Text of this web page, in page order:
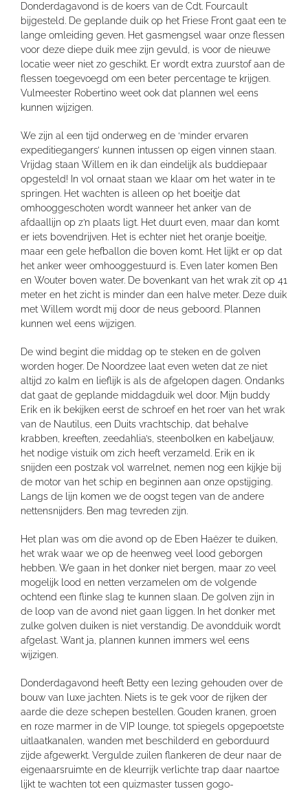
Donderdagavond is de koers van de Cdt. Fourcault
bijgesteld. De geplande duik op het Friese Front gaat een te
lange omleiding geven. Het gasmengsel waar onze flessen
voor deze diepe duik mee zijn gevuld, is voor de nieuwe
locatie weer niet zo geschikt. Er wordt extra zuurstof aan de
flessen toegevoegd om een beter percentage te krijgen.
Vulmeester Robertino weet ook dat plannen wel eens
kunnen wijzigen.
We zijn al een tijd onderweg en de ‘minder ervaren
expeditiegangers’ kunnen intussen op eigen vinnen staan.
Vrijdag staan Willem en ik dan eindelijk als buddiepaar
opgesteld! In vol ornaat staan we klaar om het water in te
springen. Het wachten is alleen op het boeitje dat
omhooggeschoten wordt wanneer het anker van de
afdaallijn op z’n plaats ligt. Het duurt even, maar dan komt
er iets bovendrijven. Het is echter niet het oranje boeitje,
maar een gele hefballon die boven komt. Het lijkt er op dat
het anker weer omhooggestuurd is. Even later komen Ben
en Wouter boven water. De bovenkant van het wrak zit op 41
meter en het zicht is minder dan een halve meter. Deze duik
met Willem wordt mij door de neus geboord. Plannen
kunnen wel eens wijzigen.
De wind begint die middag op te steken en de golven
worden hoger. De Noordzee laat even weten dat ze niet
altijd zo kalm en lieflijk is als de afgelopen dagen. Ondanks
dat gaat de geplande middagduik wel door. Mijn buddy
Erik en ik bekijken eerst de schroef en het roer van het wrak
van de Nautilus, een Duits vrachtschip, dat behalve
krabben, kreeften, zeedahlia’s, steenbolken en kabeljauw,
het nodige vistuik om zich heeft verzameld. Erik en ik
snijden een postzak vol warrelnet, nemen nog een kijkje bij
de motor van het schip en beginnen aan onze opstijging.
Langs de lijn komen we de oogst tegen van de andere
nettensnijders. Ben mag tevreden zijn.
Het plan was om die avond op de Eben Haëzer te duiken,
het wrak waar we op de heenweg veel lood geborgen
hebben. We gaan in het donker niet bergen, maar zo veel
mogelijk lood en netten verzamelen om de volgende
ochtend een flinke slag te kunnen slaan. De golven zijn in
de loop van de avond niet gaan liggen. In het donker met
zulke golven duiken is niet verstandig. De avondduik wordt
afgelast. Want ja, plannen kunnen immers wel eens
wijzigen.
Donderdagavond heeft Betty een lezing gehouden over de
bouw van luxe jachten. Niets is te gek voor de rijken der
aarde die deze schepen bestellen. Gouden kranen, groen
en roze marmer in de VIP lounge, tot spiegels opgepoetste
uitlaatkanalen, wanden met beschilderd en geborduurd
zijde afgewerkt. Vergulde zuilen flankeren de deur naar de
eigenaarsruimte en de kleurrijk verlichte trap daar naartoe
lijkt te wachten tot een quizmaster tussen gogo-